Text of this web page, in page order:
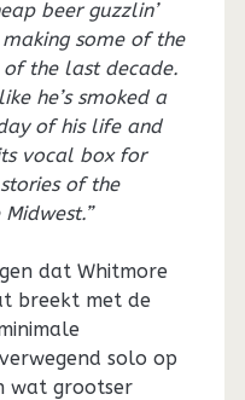
beer guzzlin’
some of the
the last decade.
he’s smoked a
of his life and
vocal box for
of the
dat Whitmore
breekt met de
solo op
wat grootser